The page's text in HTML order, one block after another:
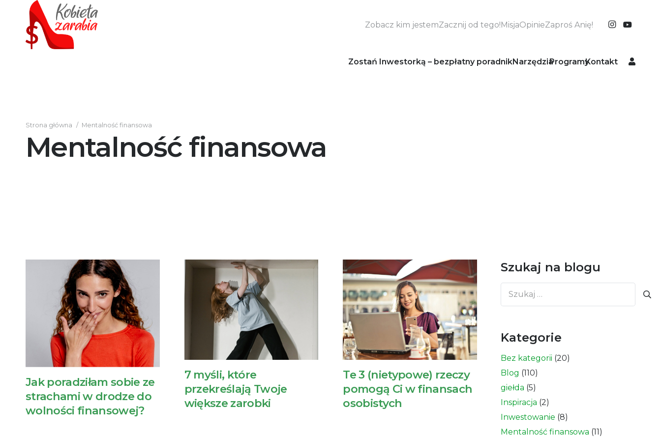
Zobacz kim jestemZacznij od tego!MisjaOpinieZaproś Anię!
Zostań Inwestorką – bezpłatny poradnikNarzędziaProgramyKontakt
Strona główna / Mentalność finansowa
Mentalność finansowa
Jak poradziłam sobie ze
strachami w drodze do
wolności finansowej?
7 myśli, które
przekreślają Twoje
większe zarobki
Te 3 (nietypowe) rzeczy
pomogą Ci w finansach
osobistych
Szukaj na blogu
Szukaj:
Kategorie
Bez kategorii (20)
Blog (110)
giełda (5)
Inspiracja (2)
Inwestowanie (8)
Mentalność finansowa (11)